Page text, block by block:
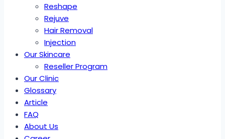
Reshape
Rejuve
Hair Removal
Injection
Our Skincare
Reseller Program
Our Clinic
Glossary
Article
FAQ
About Us